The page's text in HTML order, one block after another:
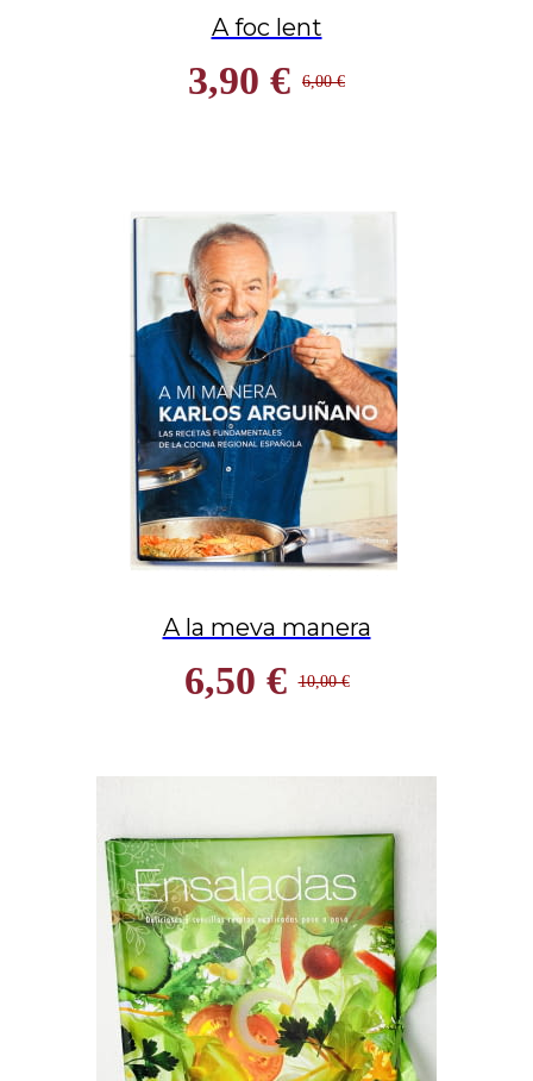
A foc lent
6,00 €
3,90 €
A la meva manera
10,00 €
6,50 €